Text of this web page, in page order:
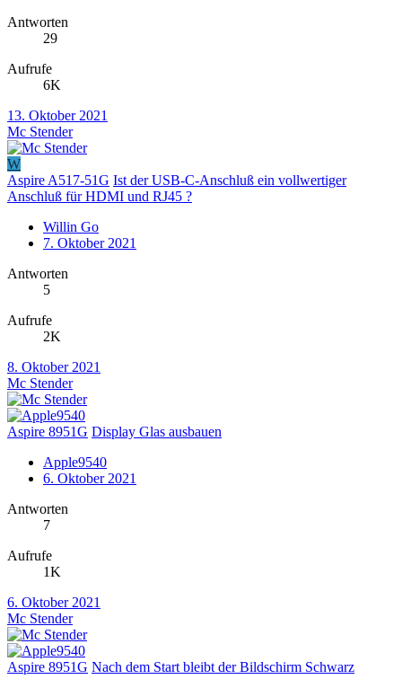
Antworten
29
Aufrufe
6K
13. Oktober 2021
Mc Stender
W
Aspire A517-51G Ist der USB-C-Anschluß ein vollwertiger
Anschluß für HDMI und RJ45 ?
Willin Go
7. Oktober 2021
Antworten
5
Aufrufe
2K
8. Oktober 2021
Mc Stender
Aspire 8951G Display Glas ausbauen
Apple9540
6. Oktober 2021
Antworten
7
Aufrufe
1K
6. Oktober 2021
Mc Stender
Aspire 8951G Nach dem Start bleibt der Bildschirm Schwarz